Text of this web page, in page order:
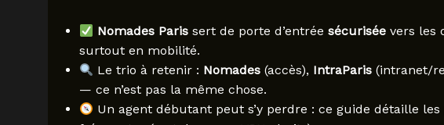
Nomades Parissert de porte d’entrée sécuriséevers les
surtout en mobilité.
Le trio à retenir : Nomades(accès), IntraParis(intranet/
— ce n’est pas la même chose.
Un agent débutant peut s’y perdre : ce guide détaille les